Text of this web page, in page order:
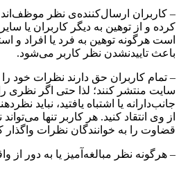
– کاربران ارسال‌کننده‌ی نظر موظف‌اند
کرده و از توهین به دیگر کاربران یا
است هرگونه توهین به فرد یا افراد و
باعث تاییدنشدن نظر کاربر می‌شود.
– تمام کاربران حق دارند نظرات خود
سایت منتشر کنند؛ لذا حتی اگر نظری
جانب‌دارانه یا اشتباه یافتید، نباید
از وی انتقاد کنید. هر کاربر تنها
قضاوت را به خوانندگان نظرات واگذار
– هرگونه نظر مبالغه‌آمیز یا به دور از